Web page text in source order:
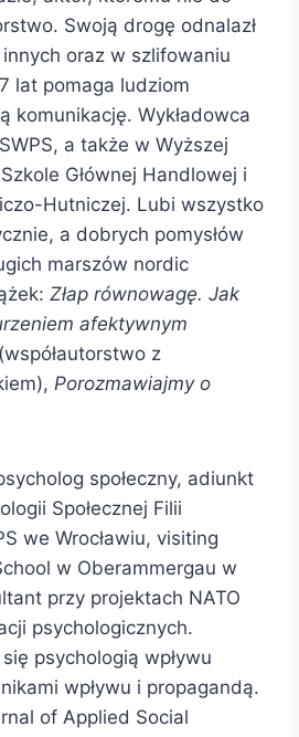
Swoją drogę odnalazł
oraz w szlifowaniu
lat pomaga ludziom
komunikację. Wykładowca
a także w Wyższej
Głównej Handlowej i
Hutniczej. Lubi wszystko
a dobrych pomysłów
marszów nordic
Złap równowagę. Jak
afektywnym
(współautorstwo z
Porozmawiajmy o
społeczny, adiunkt
Społecznej Filii
we Wrocławiu, visiting
w Oberammergau w
przy projektach NATO
psychologicznych.
psychologią wpływu
wpływu i propagandą.
of Applied Social